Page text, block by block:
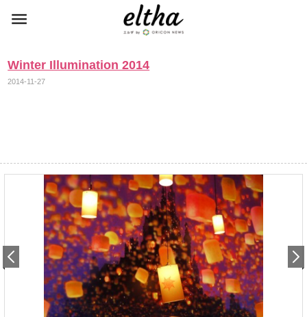
Winter Illumination 2014
2014-11-27